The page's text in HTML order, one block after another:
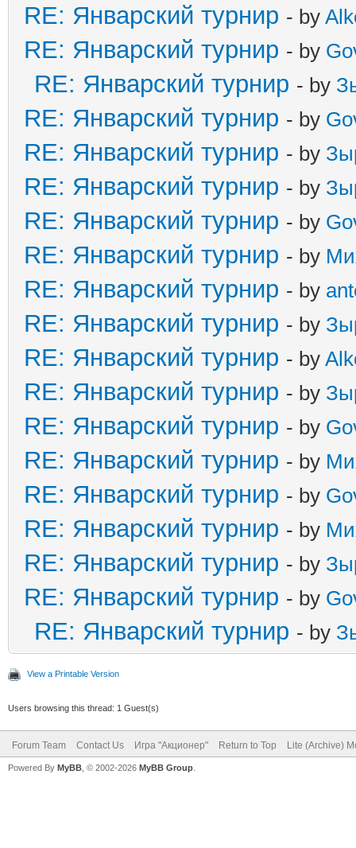
RE: Январский турнир - by
RE: Январский турнир - by
RE: Январский турнир - by
RE: Январский турнир - by
RE: Январский турнир - by
RE: Январский турнир - by
RE: Январский турнир - by
RE: Январский турнир - by
RE: Январский турнир - by
RE: Январский турнир - by
RE: Январский турнир - by
RE: Январский турнир - by
RE: Январский турнир - by
RE: Январский турнир - by
RE: Январский турнир - by
RE: Январский турнир - by
RE: Январский турнир - by
RE: Январский турнир - by
RE: Январский турнир - by
View a Printable Version
Users browsing this thread: 1 Guest(s)
Forum Team Contact Us Игра "Акционер" Return to Top Lite (Archive)
Powered By MyBB , © 2002-2026 MyBB Group